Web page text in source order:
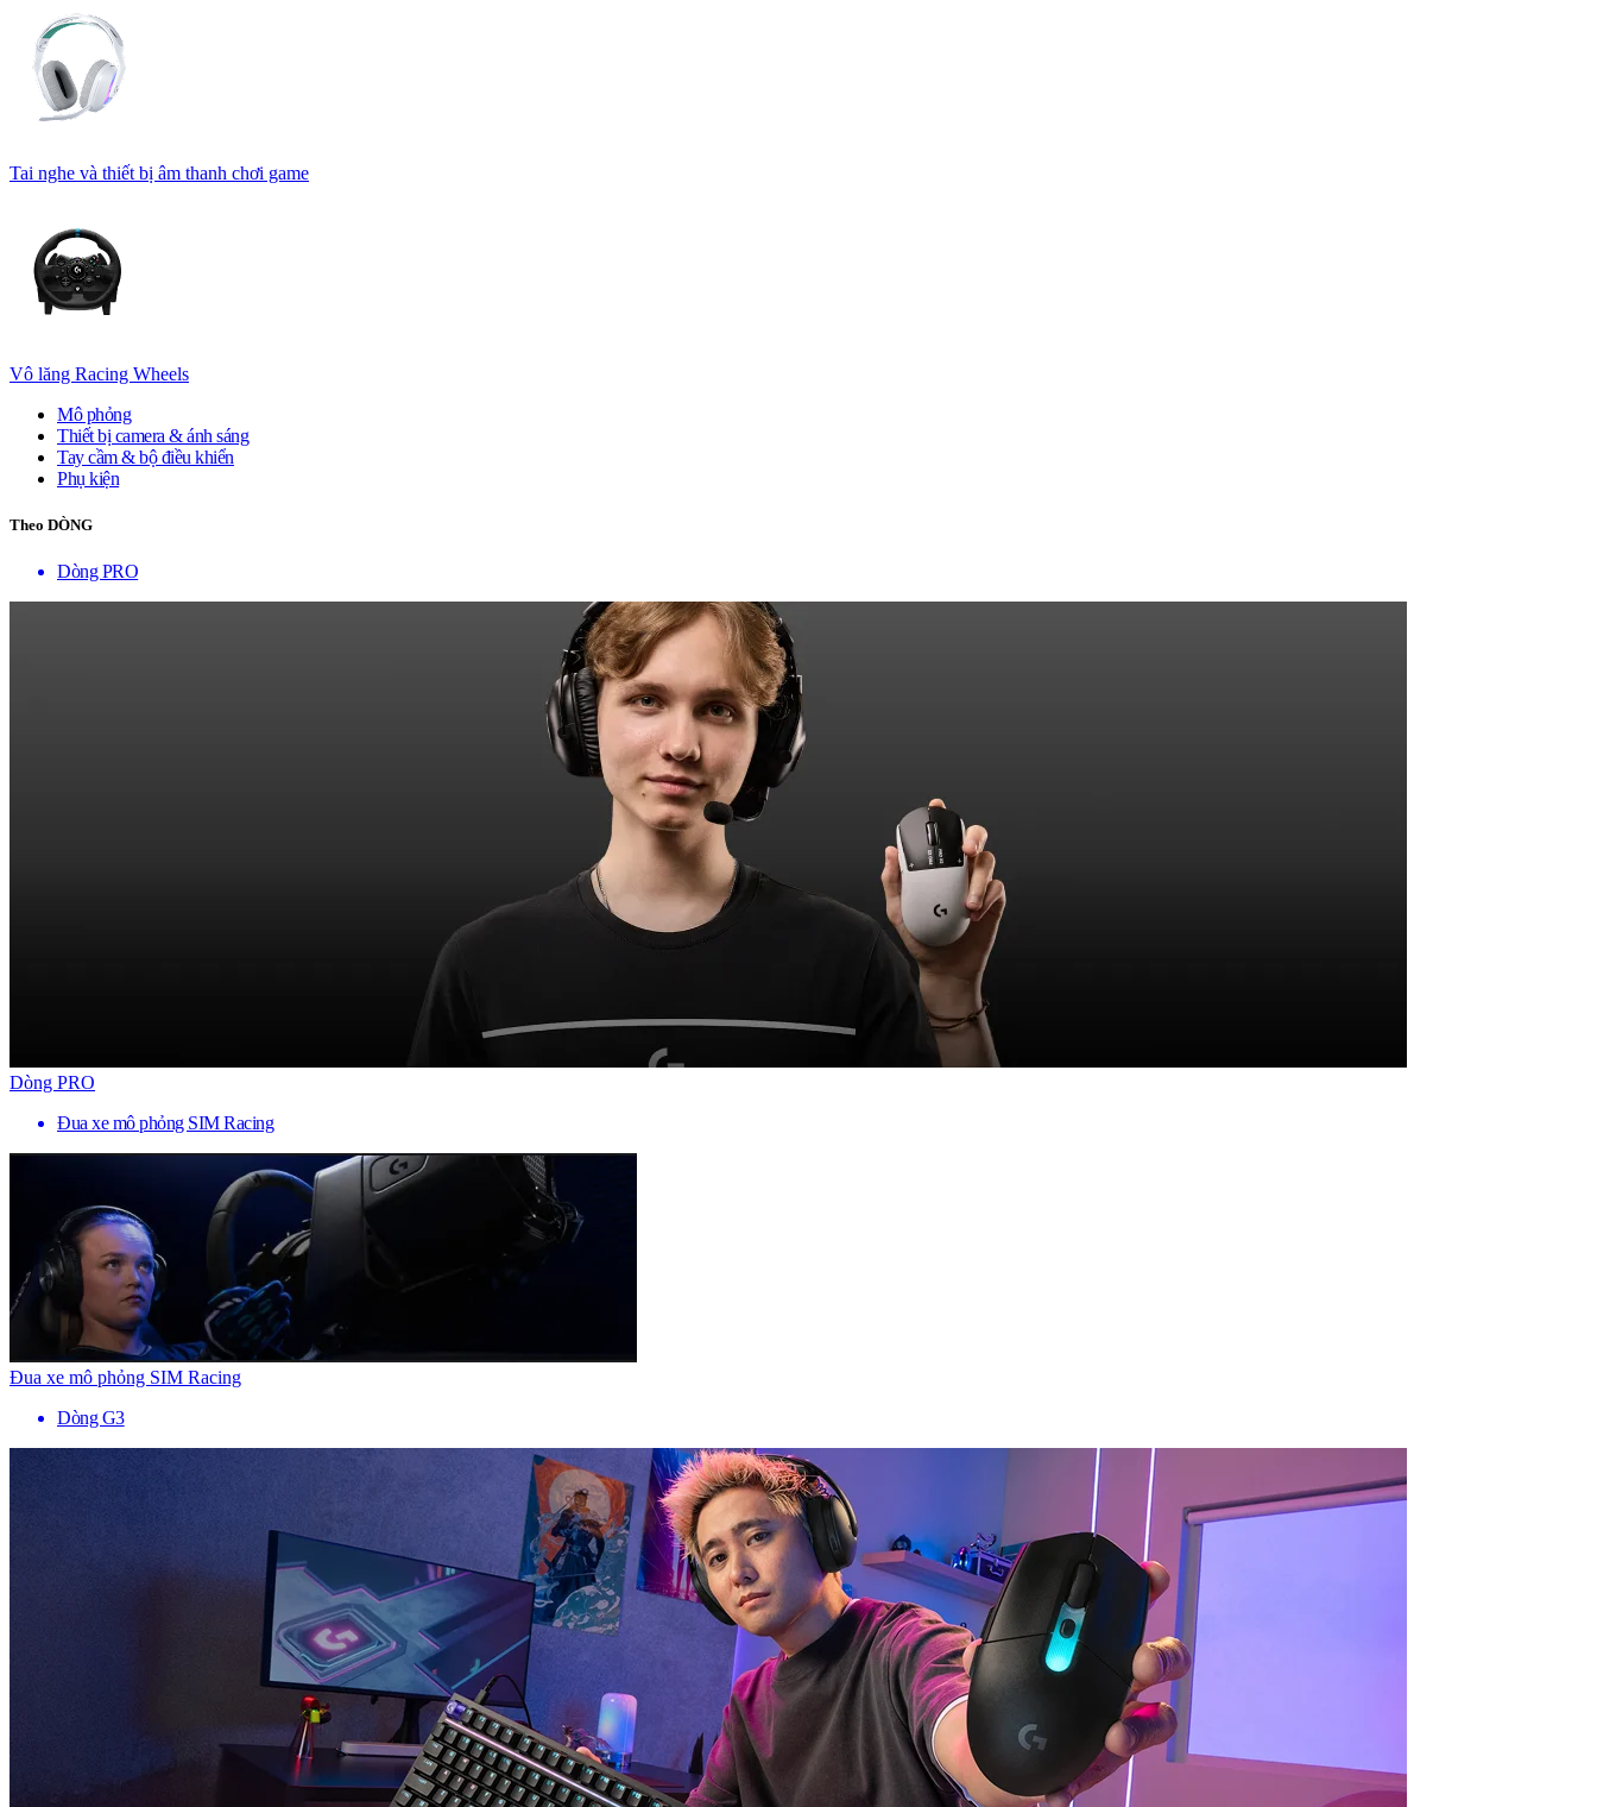
Tai nghe và thiết bị âm thanh chơi game
Vô lăng Racing Wheels
Mô phỏng
Thiết bị camera & ánh sáng
Tay cầm & bộ điều khiển
Phụ kiện
Theo DÒNG
Dòng PRO
Dòng PRO
Đua xe mô phỏng SIM Racing
Đua xe mô phỏng SIM Racing
Dòng G3